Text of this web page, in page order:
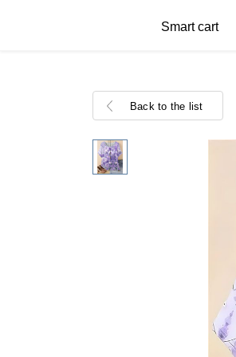
Smart cart
Back to the list